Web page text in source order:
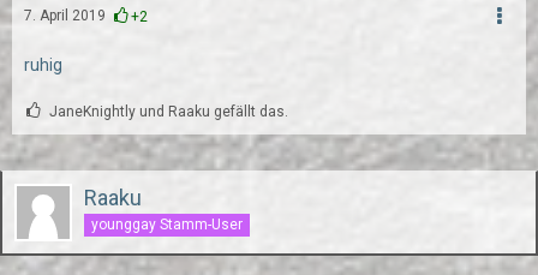
7. April 2019 +2
ruhig
JaneKnightly und Raaku gefällt das.
Raaku
younggay Stamm-User